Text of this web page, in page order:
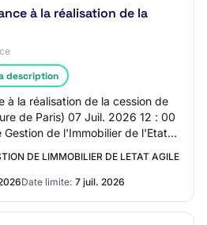
à la réalisation de la
description
à la réalisation de la cession de
de Paris) 07 Juil. 2026 12 : 00
de l'Immobilier de l'Etat
DE LIMMOBILIER DE LETAT AGILE
Date limite: 7 juil. 2026